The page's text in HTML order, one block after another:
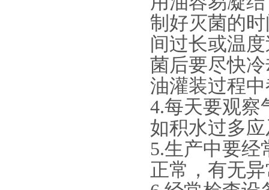
制好灭菌的
间过长或温
菌后要尽快
油灌装过程
4.每天要观察
如积水过多
5.生产中要
正常，有无